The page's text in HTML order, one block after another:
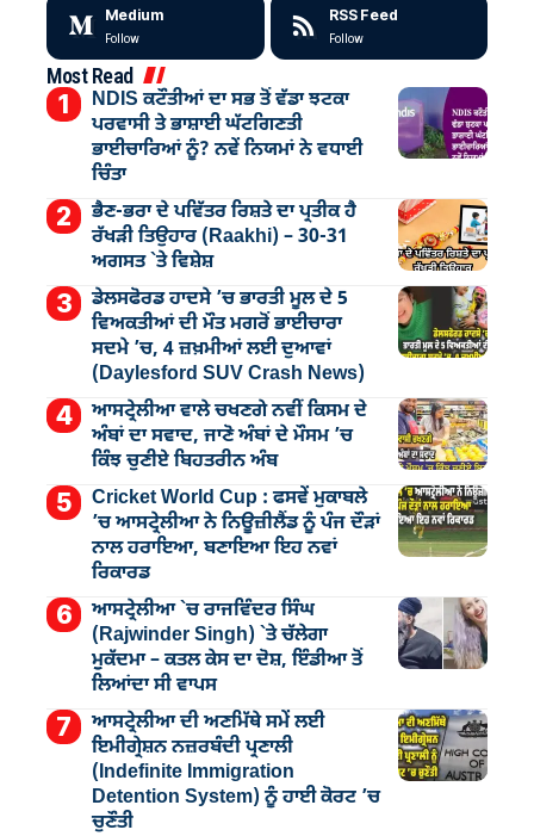
Medium
Follow
RSS Feed
Follow
Most Read
NDIS ਕਟੌਤੀਆਂ ਦਾ ਸਭ ਤੋਂ ਵੱਡਾ ਝਟਕਾ
ਪਰਵਾਸੀ ਤੇ ਭਾਸ਼ਾਈ ਘੱਟਗਿਣਤੀ
ਭਾਈਚਾਰਿਆਂ ਨੂੰ? ਨਵੇਂ ਨਿਯਮਾਂ ਨੇ ਵਧਾਈ
ਚਿੰਤਾ
ਭੈਣ-ਭਰਾ ਦੇ ਪਵਿੱਤਰ ਰਿਸ਼ਤੇ ਦਾ ਪ੍ਰਤੀਕ ਹੈ
ਰੱਖੜੀ ਤਿਉਹਾਰ (Raakhi) – 30-31
ਅਗਸਤ `ਤੇ ਵਿਸ਼ੇਸ਼
ਡੇਲਸਫੋਰਡ ਹਾਦਸੇ ’ਚ ਭਾਰਤੀ ਮੂਲ ਦੇ 5
ਵਿਅਕਤੀਆਂ ਦੀ ਮੌਤ ਮਗਰੋਂ ਭਾਈਚਾਰਾ
ਸਦਮੇ ’ਚ, 4 ਜ਼ਖ਼ਮੀਆਂ ਲਈ ਦੁਆਵਾਂ
(Daylesford SUV Crash News)
ਆਸਟ੍ਰੇਲੀਆ ਵਾਲੇ ਚਖਣਗੇ ਨਵੀਂ ਕਿਸਮ ਦੇ
ਅੰਬਾਂ ਦਾ ਸਵਾਦ, ਜਾਣੋ ਅੰਬਾਂ ਦੇ ਮੌਸਮ ’ਚ
ਕਿੰਝ ਚੁਣੀਏ ਬਿਹਤਰੀਨ ਅੰਬ
Cricket World Cup : ਫਸਵੇਂ ਮੁਕਾਬਲੇ
’ਚ ਆਸਟ੍ਰੇਲੀਆ ਨੇ ਨਿਊਜ਼ੀਲੈਂਡ ਨੂੰ ਪੰਜ ਦੌੜਾਂ
ਨਾਲ ਹਰਾਇਆ, ਬਣਾਇਆ ਇਹ ਨਵਾਂ
ਰਿਕਾਰਡ
ਆਸਟ੍ਰੇਲੀਆ `ਚ ਰਾਜਵਿੰਦਰ ਸਿੰਘ
(Rajwinder Singh) `ਤੇ ਚੱਲੇਗਾ
ਮੁੁਕੱਦਮਾ – ਕਤਲ ਕੇਸ ਦਾ ਦੋਸ਼, ਇੰਡੀਆ ਤੋਂ
ਲਿਆਂਦਾ ਸੀ ਵਾਪਸ
ਆਸਟ੍ਰੇਲੀਆ ਦੀ ਅਣਮਿੱਥੇ ਸਮੇਂ ਲਈ
ਇਮੀਗ੍ਰੇਸ਼ਨ ਨਜ਼ਰਬੰਦੀ ਪ੍ਰਣਾਲੀ
(Indefinite Immigration
Detention System) ਨੂੰ ਹਾਈ ਕੋਰਟ ’ਚ
ਚੁਣੌਤੀ